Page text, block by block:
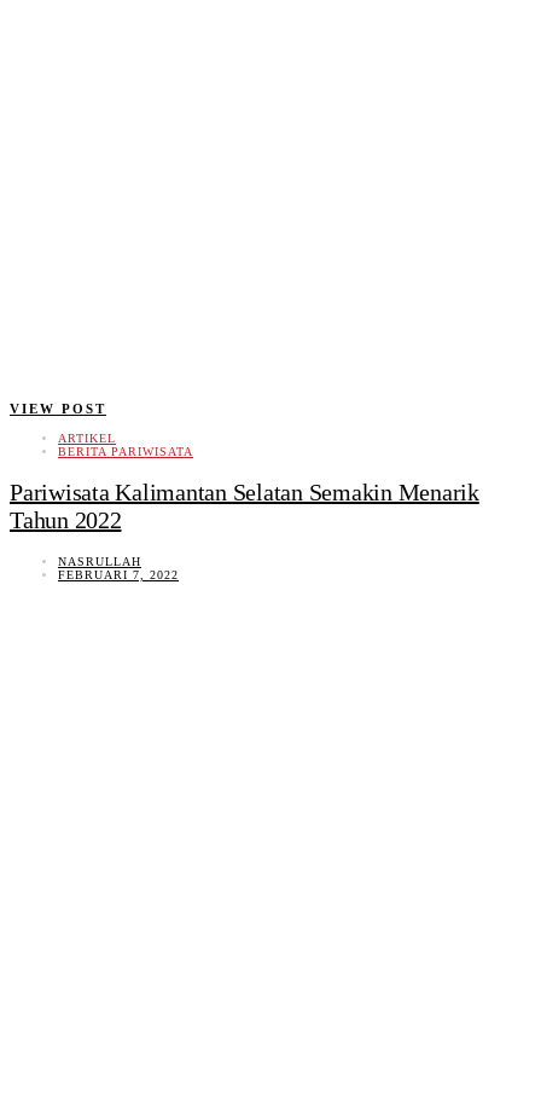
VIEW POST
ARTIKEL
BERITA PARIWISATA
Pariwisata Kalimantan Selatan Semakin Menarik
Tahun 2022
NASRULLAH
FEBRUARI 7, 2022